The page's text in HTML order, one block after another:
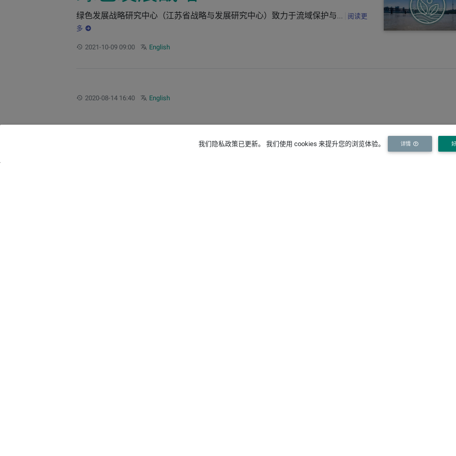
绿色发展战略研究中心（江苏省战略与发展研究中心）致力于流域保护与...
阅读更
多
更新：2021-10-09 09:00 Other languages:
English
更新：2020-08-14 16:40 Other languages:
English
我们隐私政策已更新。 我们使用 cookies 来提升您的浏览体验。 详情